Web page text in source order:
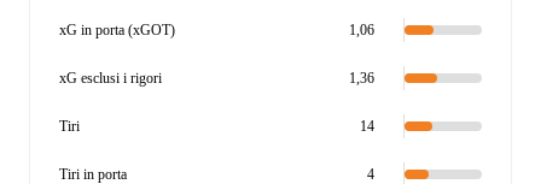
xG in porta (xGOT) 1,06
xG esclusi i rigori 1,36
Tiri 14
Tiri in porta 4